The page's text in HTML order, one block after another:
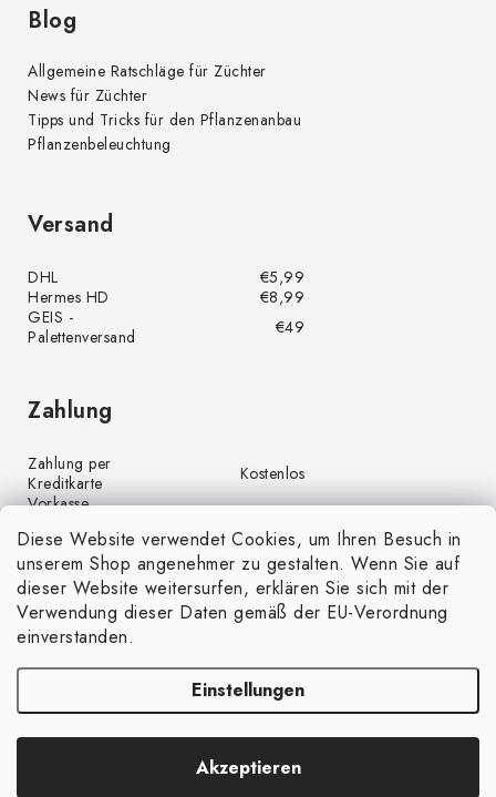
Diese Website verwendet Cookies, um Ihren Besuch in
unserem Shop angenehmer zu gestalten. Wenn Sie auf
dieser Website weitersurfen, erklären Sie sich mit der
Verwendung dieser Daten gemäß der EU-Verordnung
einverstanden.
Einstellungen
Akzeptieren
Blog
Allgemeine Ratschläge für Züchter
News für Züchter
Tipps und Tricks für den Pflanzenanbau
Pflanzenbeleuchtung
Versand
DHL
€5,99
Hermes HD
€8,99
GEIS -
Palettenversand
€49
Zahlung
Zahlung per
Kreditkarte
Kostenlos
Vorkasse
Zahlung per PayPal
Kostenlos
Nachnahme
€4,00
Copyright 2026GrünGarten.de. Alle Rechte vorbehalten.Cookie-
Einstellungen ändern